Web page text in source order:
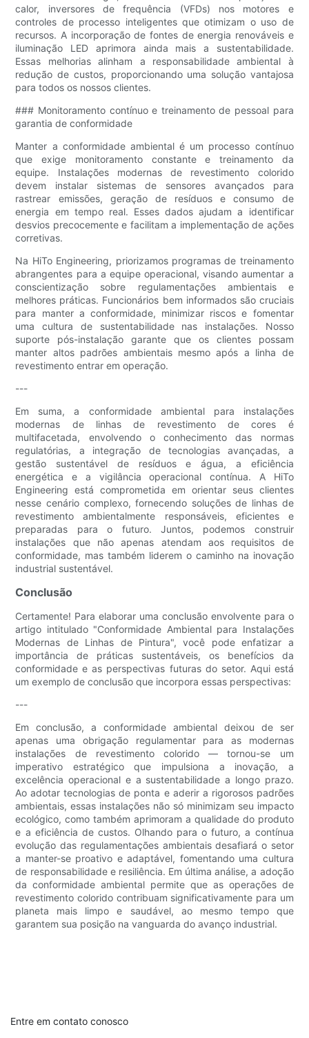
calor, inversores de frequência (VFDs) nos motores e
controles de processo inteligentes que otimizam o uso de
recursos. A incorporação de fontes de energia renováveis ​​e
iluminação LED aprimora ainda mais a sustentabilidade.
Essas melhorias alinham a responsabilidade ambiental à
redução de custos, proporcionando uma solução vantajosa
para todos os nossos clientes.
### Monitoramento contínuo e treinamento de pessoal para
garantia de conformidade
Manter a conformidade ambiental é um processo contínuo
que exige monitoramento constante e treinamento da
equipe. Instalações modernas de revestimento colorido
devem instalar sistemas de sensores avançados para
rastrear emissões, geração de resíduos e consumo de
energia em tempo real. Esses dados ajudam a identificar
desvios precocemente e facilitam a implementação de ações
corretivas.
Na HiTo Engineering, priorizamos programas de treinamento
abrangentes para a equipe operacional, visando aumentar a
conscientização sobre regulamentações ambientais e
melhores práticas. Funcionários bem informados são cruciais
para manter a conformidade, minimizar riscos e fomentar
uma cultura de sustentabilidade nas instalações. Nosso
suporte pós-instalação garante que os clientes possam
manter altos padrões ambientais mesmo após a linha de
revestimento entrar em operação.
---
Em suma, a conformidade ambiental para instalações
modernas de linhas de revestimento de cores é
multifacetada, envolvendo o conhecimento das normas
regulatórias, a integração de tecnologias avançadas, a
gestão sustentável de resíduos e água, a eficiência
energética e a vigilância operacional contínua. A HiTo
Engineering está comprometida em orientar seus clientes
nesse cenário complexo, fornecendo soluções de linhas de
revestimento ambientalmente responsáveis, eficientes e
preparadas para o futuro. Juntos, podemos construir
instalações que não apenas atendam aos requisitos de
conformidade, mas também liderem o caminho na inovação
industrial sustentável.
Conclusão
Certamente! Para elaborar uma conclusão envolvente para o
artigo intitulado "Conformidade Ambiental para Instalações
Modernas de Linhas de Pintura", você pode enfatizar a
importância de práticas sustentáveis, os benefícios da
conformidade e as perspectivas futuras do setor. Aqui está
um exemplo de conclusão que incorpora essas perspectivas:
---
Em conclusão, a conformidade ambiental deixou de ser
apenas uma obrigação regulamentar para as modernas
instalações de revestimento colorido — tornou-se um
imperativo estratégico que impulsiona a inovação, a
excelência operacional e a sustentabilidade a longo prazo.
Ao adotar tecnologias de ponta e aderir a rigorosos padrões
ambientais, essas instalações não só minimizam seu impacto
ecológico, como também aprimoram a qualidade do produto
e a eficiência de custos. Olhando para o futuro, a contínua
evolução das regulamentações ambientais desafiará o setor
a manter-se proativo e adaptável, fomentando uma cultura
de responsabilidade e resiliência. Em última análise, a adoção
da conformidade ambiental permite que as operações de
revestimento colorido contribuam significativamente para um
planeta mais limpo e saudável, ao mesmo tempo que
garantem sua posição na vanguarda do avanço industrial.
Entre em contato conosco